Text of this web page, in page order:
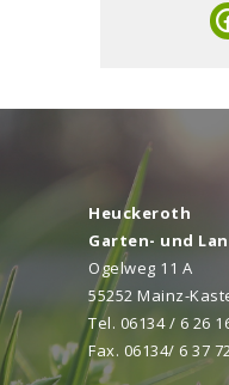
Heuckeroth
Garten- und
Ogelweg 11 A
55252 Mainz-
Tel. 06134 / 6 26
Fax. 06134/ 6 37 72